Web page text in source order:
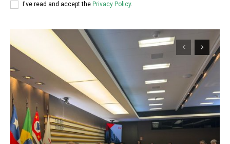
I've read and accept the Privacy Policy.